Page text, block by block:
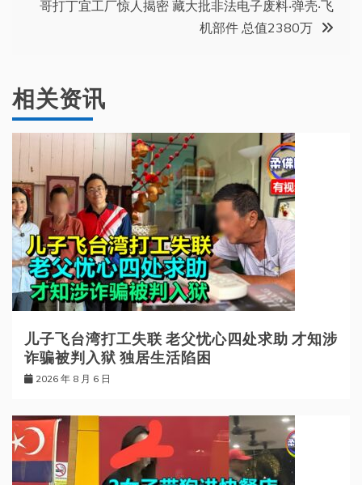
哥打丁宜工厂惊人揭密 藏大批非法电子废料‧弹壳‧飞
机部件 总值2380万
相关资讯
儿子飞台湾打工失联 老父忧心四处求助 才知涉
诈骗被判入狱 独居生活陷困
2026 年 8 月 6 日